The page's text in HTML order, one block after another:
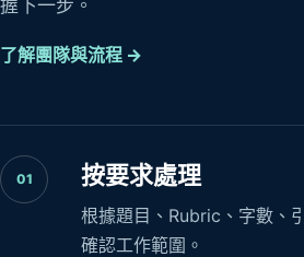
握下一步。
了解團隊與流程 →
01 按要求處理
根據題目、Rubric、字數、
確認工作範圍。